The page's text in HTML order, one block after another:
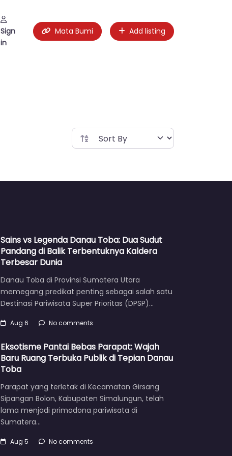
Sign
in
Mata Bumi Add listing
Sains vs Legenda Danau Toba: Dua Sudut
Pandang di Balik Terbentuknya Kaldera
Terbesar Dunia
Danau Toba di Provinsi Sumatera Utara
memegang predikat penting sebagai salah satu
Destinasi Pariwisata Super Prioritas (DPSP)…
Aug 6 No comments
Eksotisme Pantai Bebas Parapat: Wajah
Baru Ruang Terbuka Publik di Tepian Danau
Toba
Parapat yang terletak di Kecamatan Girsang
Sipangan Bolon, Kabupaten Simalungun, telah
lama menjadi primadona pariwisata di
Sumatera…
Aug 5 No comments